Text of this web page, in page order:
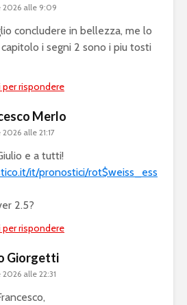
2026 alle 9:09
concludere in bellezza, me lo
i segni 2 sono i piu tosti
per rispondere
Merlo
alle 21:17
e a tutti!
it/pronostici/rot$weiss_ess
2.5?
per rispondere
Giorgetti
alle 22:31